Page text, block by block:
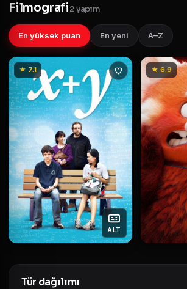
Filmografi2 yapım
En yüksek puan En yeni A–Z
★ 7.1
ALT
★ 6.9
Tür dağılımı